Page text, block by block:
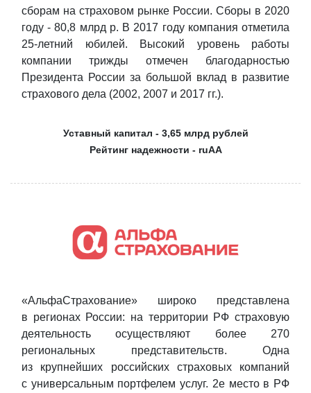
сборам на страховом рынке России. Сборы в 2020
году - 80,8 млрд р. В 2017 году компания отметила
25-летний юбилей. Высокий уровень работы
компании трижды отмечен благодарностью
Президента России за большой вклад в развитие
страхового дела (2002, 2007 и 2017 гг.).
Уставный капитал - 3,65 млрд рублей
Рейтинг надежности - ruAA
«АльфаСтрахование» широко представлена
в регионах России: на территории РФ страховую
деятельность осуществляют более 270
региональных представительств. Одна
из крупнейших российских страховых компаний
с универсальным портфелем услуг. 2е место в РФ